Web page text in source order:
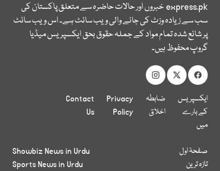
express.pkخبروں اور حالات حاضرہ سے متعلق پاکستان کی
سب سے زیادہ وزٹ کی جانے والی ویب سائٹ ہے۔ اس ویب سائٹ
پر شائع شدہ تمام مواد کے جملہ حقوق بحق ایکسپریس میڈیا
گروپ محفوظ ہیں۔
ایکسپریس
کے بارے
میں
ضابطہ
اخلاق
Privacy
Policy
Contact
Us
صفحۂ اول
تازہ ترین
Showbiz News in Urdu
Sports News in Urdu